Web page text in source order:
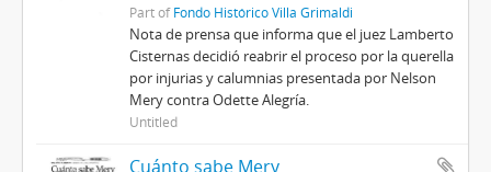
Part ofFondo Histórico Villa Grimaldi
Nota de prensa que informa que el juez Lamberto
Cisternas decidió reabrir el proceso por la querella
por injurias y calumnias presentada por Nelson
Mery contra Odette Alegría.
Untitled
Cuánto sabe Mery